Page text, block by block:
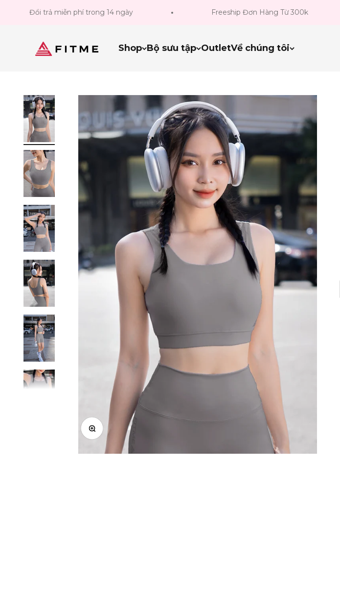
Bỏ qua đến nội dung
Đổi trả miễn phí trong 14 ngày Freeship Đơn Hàng Từ 300k
Shop Bộ sưu tập OutletVề chúng tôi
Fitme Sportswear
Phóng to